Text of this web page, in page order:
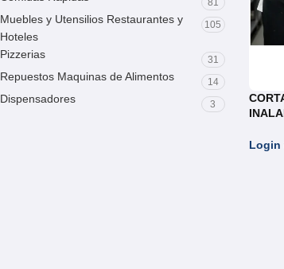
81
Muebles y Utensilios Restaurantes y
Hoteles
105
Pizzerias 31
Repuestos Maquinas de Alimentos 14
Dispensadores 3
Login